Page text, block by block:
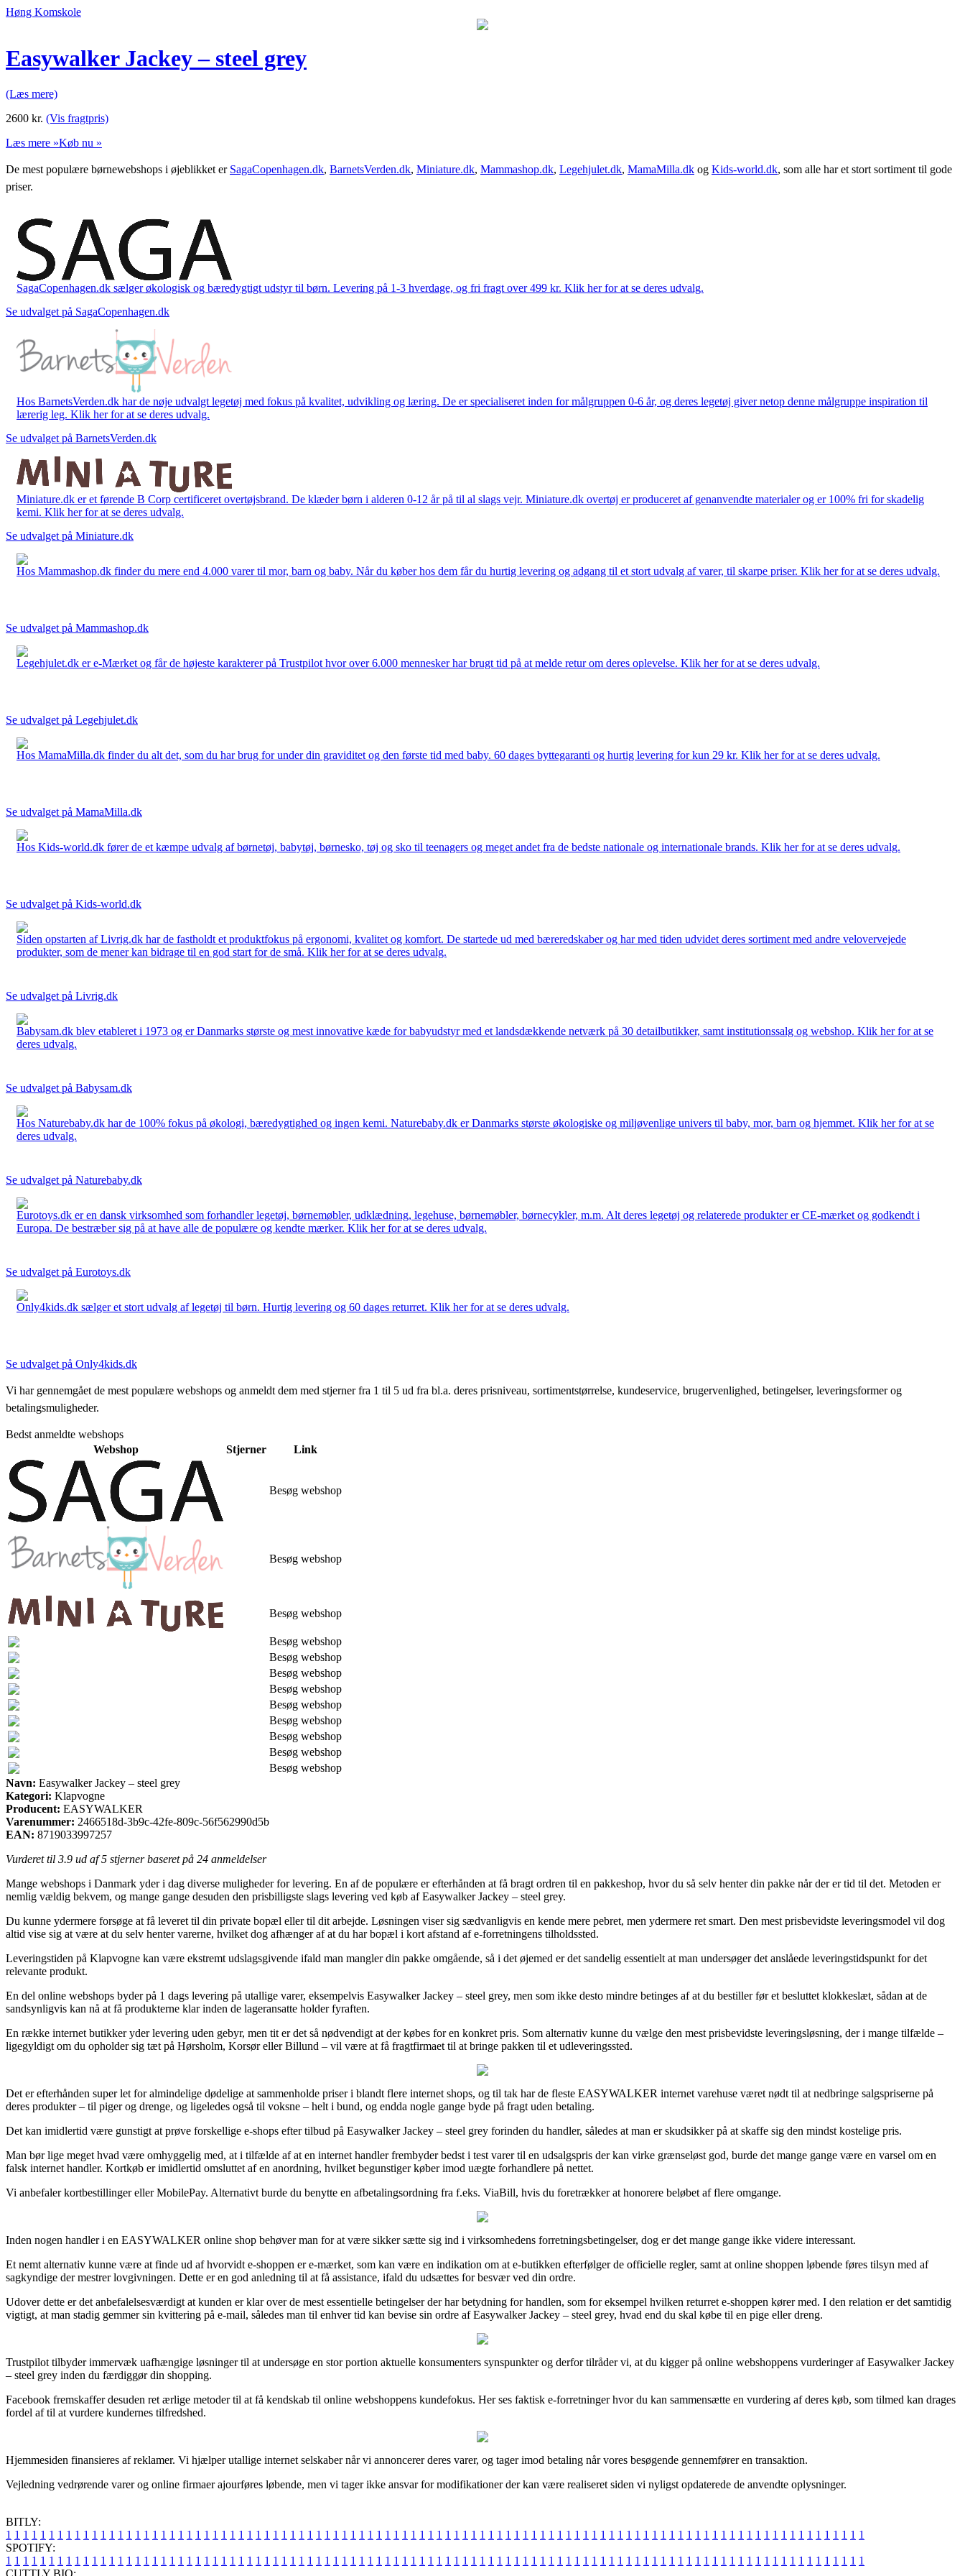
Høng Komskole
Easywalker Jackey – steel grey
(Læs mere)
2600 kr. (Vis fragtpris)
Læs mere »Køb nu »
De mest populære børnewebshops i øjeblikket er SagaCopenhagen.dk, BarnetsVerden.dk, Miniature.dk, Mammashop.dk, Legehjulet.dk, MamaMilla.dk og Kids-world.dk, som alle har et stort sortiment til gode
priser.
SagaCopenhagen.dk sælger økologisk og bæredygtigt udstyr til børn. Levering på 1-3 hverdage, og fri fragt over 499 kr. Klik her for at se deres udvalg.
Se udvalget på SagaCopenhagen.dk
Hos BarnetsVerden.dk har de nøje udvalgt legetøj med fokus på kvalitet, udvikling og læring. De er specialiseret inden for målgruppen 0-6 år, og deres legetøj giver netop denne målgruppe inspiration til
lærerig leg. Klik her for at se deres udvalg.
Se udvalget på BarnetsVerden.dk
Miniature.dk er et førende B Corp certificeret overtøjsbrand. De klæder børn i alderen 0-12 år på til al slags vejr. Miniature.dk overtøj er produceret af genanvendte materialer og er 100% fri for skadelig
kemi. Klik her for at se deres udvalg.
Se udvalget på Miniature.dk
Hos Mammashop.dk finder du mere end 4.000 varer til mor, barn og baby. Når du køber hos dem får du hurtig levering og adgang til et stort udvalg af varer, til skarpe priser. Klik her for at se deres udvalg.
Se udvalget på Mammashop.dk
Legehjulet.dk er e-Mærket og får de højeste karakterer på Trustpilot hvor over 6.000 mennesker har brugt tid på at melde retur om deres oplevelse. Klik her for at se deres udvalg.
Se udvalget på Legehjulet.dk
Hos MamaMilla.dk finder du alt det, som du har brug for under din graviditet og den første tid med baby. 60 dages byttegaranti og hurtig levering for kun 29 kr. Klik her for at se deres udvalg.
Se udvalget på MamaMilla.dk
Hos Kids-world.dk fører de et kæmpe udvalg af børnetøj, babytøj, børnesko, tøj og sko til teenagers og meget andet fra de bedste nationale og internationale brands. Klik her for at se deres udvalg.
Se udvalget på Kids-world.dk
Siden opstarten af Livrig.dk har de fastholdt et produktfokus på ergonomi, kvalitet og komfort. De startede ud med bæreredskaber og har med tiden udvidet deres sortiment med andre velovervejede
produkter, som de mener kan bidrage til en god start for de små. Klik her for at se deres udvalg.
Se udvalget på Livrig.dk
Babysam.dk blev etableret i 1973 og er Danmarks største og mest innovative kæde for babyudstyr med et landsdækkende netværk på 30 detailbutikker, samt institutionssalg og webshop. Klik her for at se
deres udvalg.
Se udvalget på Babysam.dk
Hos Naturebaby.dk har de 100% fokus på økologi, bæredygtighed og ingen kemi. Naturebaby.dk er Danmarks største økologiske og miljøvenlige univers til baby, mor, barn og hjemmet. Klik her for at se
deres udvalg.
Se udvalget på Naturebaby.dk
Eurotoys.dk er en dansk virksomhed som forhandler legetøj, børnemøbler, udklædning, legehuse, børnemøbler, børnecykler, m.m. Alt deres legetøj og relaterede produkter er CE-mærket og godkendt i
Europa. De bestræber sig på at have alle de populære og kendte mærker. Klik her for at se deres udvalg.
Se udvalget på Eurotoys.dk
Only4kids.dk sælger et stort udvalg af legetøj til børn. Hurtig levering og 60 dages returret. Klik her for at se deres udvalg.
Se udvalget på Only4kids.dk
Vi har gennemgået de mest populære webshops og anmeldt dem med stjerner fra 1 til 5 ud fra bl.a. deres prisniveau, sortimentstørrelse, kundeservice, brugervenlighed, betingelser, leveringsformer og
betalingsmuligheder.
Bedst anmeldte webshops
Webshop
Stjerner Link
Besøg webshop
Besøg webshop
Besøg webshop
Besøg webshop
Besøg webshop
Besøg webshop
Besøg webshop
Besøg webshop
Besøg webshop
Besøg webshop
Besøg webshop
Besøg webshop
Navn: Easywalker Jackey – steel grey
Kategori: Klapvogne
Producent: EASYWALKER
Varenummer: 2466518d-3b9c-42fe-809c-56f562990d5b
EAN: 8719033997257
Vurderet til 3.9 ud af 5 stjerner baseret på 24 anmeldelser
Mange webshops i Danmark yder i dag diverse muligheder for levering. En af de populære er efterhånden at få bragt ordren til en pakkeshop, hvor du så selv henter din pakke når der er tid til det. Metoden er
nemlig vældig bekvem, og mange gange desuden den prisbilligste slags levering ved køb af Easywalker Jackey – steel grey.
Du kunne ydermere forsøge at få leveret til din private bopæl eller til dit arbejde. Løsningen viser sig sædvanligvis en kende mere pebret, men ydermere ret smart. Den mest prisbevidste leveringsmodel vil dog
altid vise sig at være at du selv henter varerne, hvilket dog afhænger af at du har bopæl i kort afstand af e-forretningens tilholdssted.
Leveringstiden på Klapvogne kan være ekstremt udslagsgivende ifald man mangler din pakke omgående, så i det øjemed er det sandelig essentielt at man undersøger det anslåede leveringstidspunkt for det
relevante produkt.
En del online webshops byder på 1 dags levering på utallige varer, eksempelvis Easywalker Jackey – steel grey, men som ikke desto mindre betinges af at du bestiller før et besluttet klokkeslæt, sådan at de
sandsynligvis kan nå at få produkterne klar inden de lageransatte holder fyraften.
En række internet butikker yder levering uden gebyr, men tit er det så nødvendigt at der købes for en konkret pris. Som alternativ kunne du vælge den mest prisbevidste leveringsløsning, der i mange tilfælde –
ligegyldigt om du opholder sig tæt på Hørsholm, Korsør eller Billund – vil være at få fragtfirmaet til at bringe pakken til et udleveringssted.
Det er efterhånden super let for almindelige dødelige at sammenholde priser i blandt flere internet shops, og til tak har de fleste EASYWALKER internet varehuse været nødt til at nedbringe salgspriserne på
deres produkter – til piger og drenge, og ligeledes også til voksne – helt i bund, og endda nogle gange byde på fragt uden betaling.
Det kan imidlertid være gunstigt at prøve forskellige e-shops efter tilbud på Easywalker Jackey – steel grey forinden du handler, således at man er skudsikker på at skaffe sig den mindst kostelige pris.
Man bør lige meget hvad være omhyggelig med, at i tilfælde af at en internet handler frembyder bedst i test varer til en udsalgspris der kan virke grænseløst god, burde det mange gange være en varsel om en
falsk internet handler. Kortkøb er imidlertid omsluttet af en anordning, hvilket begunstiger køber imod uægte forhandlere på nettet.
Vi anbefaler kortbestillinger eller MobilePay. Alternativt burde du benytte en afbetalingsordning fra f.eks. ViaBill, hvis du foretrækker at honorere beløbet af flere omgange.
Inden nogen handler i en EASYWALKER online shop behøver man for at være sikker sætte sig ind i virksomhedens forretningsbetingelser, dog er det mange gange ikke videre interessant.
Et nemt alternativ kunne være at finde ud af hvorvidt e-shoppen er e-mærket, som kan være en indikation om at e-butikken efterfølger de officielle regler, samt at online shoppen løbende føres tilsyn med af
sagkyndige der mestrer lovgivningen. Dette er en god anledning til at få assistance, ifald du udsættes for besvær ved din ordre.
Udover dette er det anbefalelsesværdigt at kunden er klar over de mest essentielle betingelser der har betydning for handlen, som for eksempel hvilken returret e-shoppen kører med. I den relation er det samtidig
vigtigt, at man stadig gemmer sin kvittering på e-mail, således man til enhver tid kan bevise sin ordre af Easywalker Jackey – steel grey, hvad end du skal købe til en pige eller dreng.
Trustpilot tilbyder immervæk uafhængige løsninger til at undersøge en stor portion aktuelle konsumenters synspunkter og derfor tilråder vi, at du kigger på online webshoppens vurderinger af Easywalker Jackey
– steel grey inden du færdiggør din shopping.
Facebook fremskaffer desuden ret ærlige metoder til at få kendskab til online webshoppens kundefokus. Her ses faktisk e-forretninger hvor du kan sammensætte en vurdering af deres køb, som tilmed kan drages
fordel af til at vurdere kundernes tilfredshed.
Hjemmesiden finansieres af reklamer. Vi hjælper utallige internet selskaber når vi annoncerer deres varer, og tager imod betaling når vores besøgende gennemfører en transaktion.
Vejledning vedrørende varer og online firmaer ajourføres løbende, men vi tager ikke ansvar for modifikationer der kan være realiseret siden vi nyligst opdaterede de anvendte oplysninger.
BITLY:
1 1 1 1 1 1 1 1 1 1 1 1 1 1 1 1 1 1 1 1 1 1 1 1 1 1 1 1 1 1 1 1 1 1 1 1 1 1 1 1 1 1 1 1 1 1 1 1 1 1 1 1 1 1 1 1 1 1 1 1 1 1 1 1 1 1 1 1 1 1 1 1 1 1 1 1 1 1 1 1 1 1 1 1 1 1 1 1 1 1 1 1 1 1 1 1 1 1 1 1
SPOTIFY:
1 1 1 1 1 1 1 1 1 1 1 1 1 1 1 1 1 1 1 1 1 1 1 1 1 1 1 1 1 1 1 1 1 1 1 1 1 1 1 1 1 1 1 1 1 1 1 1 1 1 1 1 1 1 1 1 1 1 1 1 1 1 1 1 1 1 1 1 1 1 1 1 1 1 1 1 1 1 1 1 1 1 1 1 1 1 1 1 1 1 1 1 1 1 1 1 1 1 1 1
CUTTLY BIO: